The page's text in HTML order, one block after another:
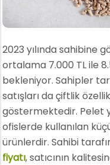
2023 yılında sahibine
ortalama 7.000 TL ile
bekleniyor. Sahipler
satışları da çiftlik
göstermektedir. Pelet
ofislerde kullanılan
ürünlerdir. Sahibi
fiyatı, satıcının